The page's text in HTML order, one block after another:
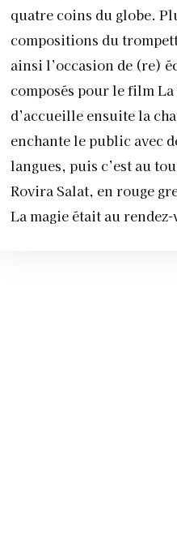
quatre coins du globe.
compositions du
ainsi l’occasion de (re)
composés pour le film
d’accueille ensuite la
enchante le public avec
langues, puis c’est au
Rovira Salat, en rouge
La magie était au